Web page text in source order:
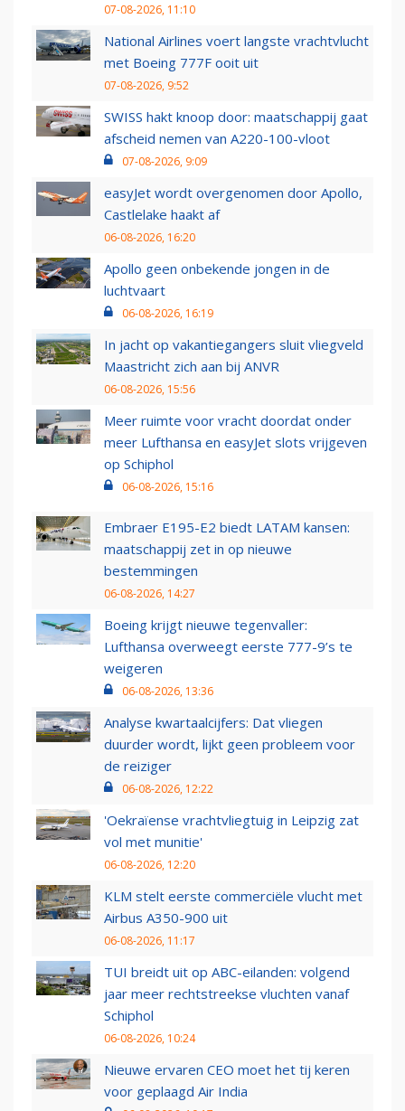
07-08-2026, 11:10
National Airlines voert langste vrachtvlucht
met Boeing 777F ooit uit
07-08-2026, 9:52
SWISS hakt knoop door: maatschappij gaat
afscheid nemen van A220-100-vloot
07-08-2026, 9:09
easyJet wordt overgenomen door Apollo,
Castlelake haakt af
06-08-2026, 16:20
Apollo geen onbekende jongen in de
luchtvaart
06-08-2026, 16:19
In jacht op vakantiegangers sluit vliegveld
Maastricht zich aan bij ANVR
06-08-2026, 15:56
Meer ruimte voor vracht doordat onder
meer Lufthansa en easyJet slots vrijgeven
op Schiphol
06-08-2026, 15:16
Embraer E195-E2 biedt LATAM kansen:
maatschappij zet in op nieuwe
bestemmingen
06-08-2026, 14:27
Boeing krijgt nieuwe tegenvaller:
Lufthansa overweegt eerste 777-9’s te
weigeren
06-08-2026, 13:36
Analyse kwartaalcijfers: Dat vliegen
duurder wordt, lijkt geen probleem voor
de reiziger
06-08-2026, 12:22
'Oekraïense vrachtvliegtuig in Leipzig zat
vol met munitie'
06-08-2026, 12:20
KLM stelt eerste commerciële vlucht met
Airbus A350-900 uit
06-08-2026, 11:17
TUI breidt uit op ABC-eilanden: volgend
jaar meer rechtstreekse vluchten vanaf
Schiphol
06-08-2026, 10:24
Nieuwe ervaren CEO moet het tij keren
voor geplaagd Air India